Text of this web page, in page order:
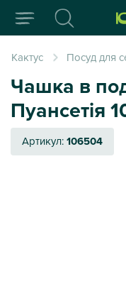
Кактус Посуд для
Чашка в
Пуансетія
Артикул:106504